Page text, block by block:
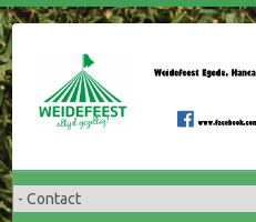
Doorgaan
naar
inhoud